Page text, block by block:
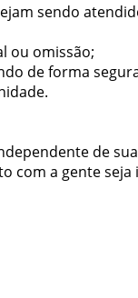
sendo
ou omissão;
de forma
de
com a gente seja